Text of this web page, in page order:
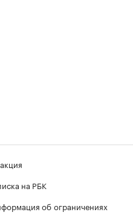
на РБК
об ограничениях